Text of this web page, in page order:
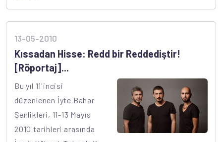
13-05-2010
Kıssadan Hisse: Redd bir Reddediştir!
[Röportaj]...
Bu yıl 11'incisi
düzenlenen İyte Bahar
Şenlikleri, 11-13 Mayıs
2010 tarihleri arasında